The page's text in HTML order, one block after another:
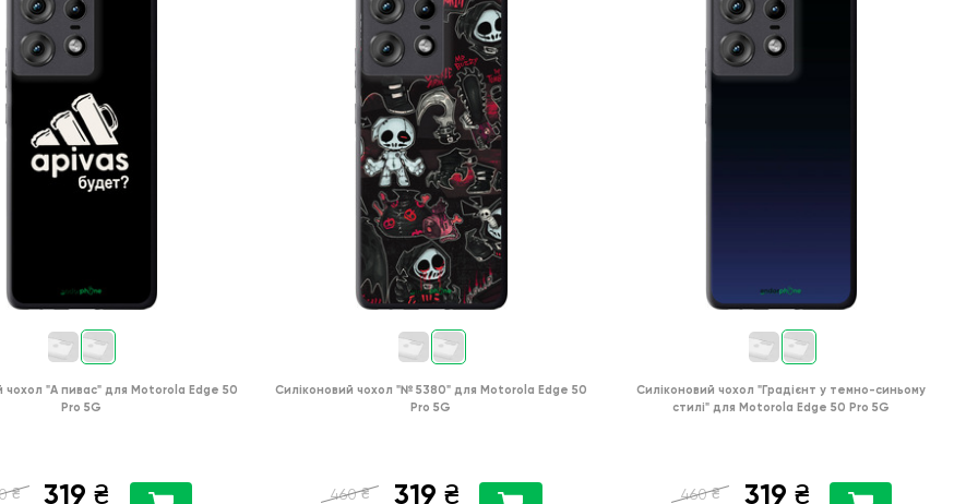
чохол "А пивас" для Motorola Edge 50
Pro 5G
₴ 319 ₴
Силіконовий чохол "№ 5380" для Motorola Edge 50
Pro 5G
460 ₴ 319 ₴
Силіконовий чохол "Градієнт у темно-синьому
стилі" для Motorola Edge 50 Pro 5G
460 ₴ 319 ₴